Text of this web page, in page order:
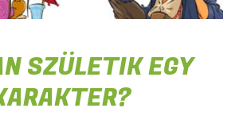
SZÜLETIK EGY